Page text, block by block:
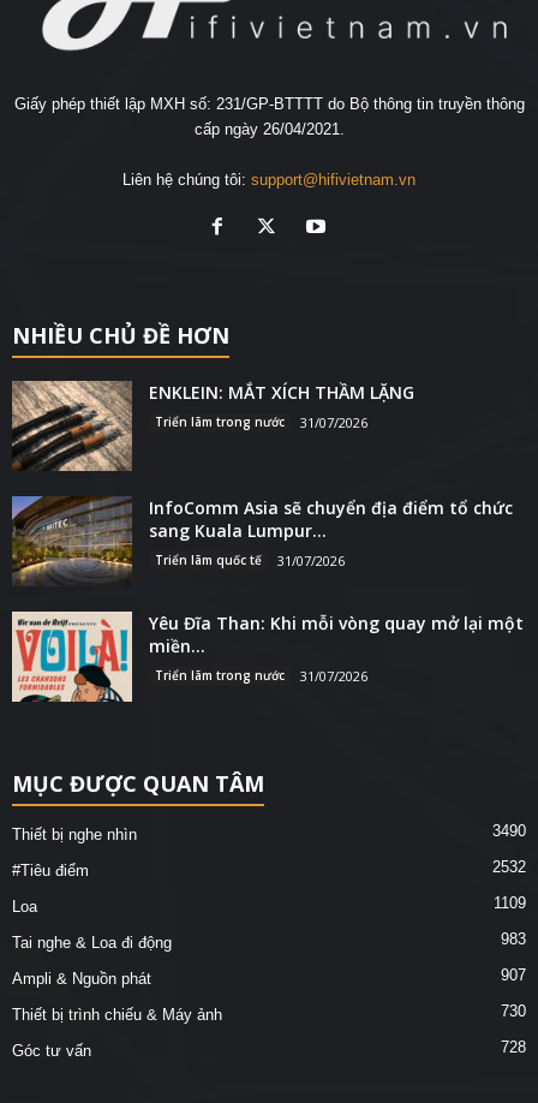
Giấy phép thiết lập MXH số: 231/GP-BTTTT do Bộ thông tin truyền thông
cấp ngày 26/04/2021.
Liên hệ chúng tôi: support@hifivietnam.vn
NHIỀU CHỦ ĐỀ HƠN
ENKLEIN: MẮT XÍCH THẦM LẶNG
Triển lãm trong nước 31/07/2026
InfoComm Asia sẽ chuyển địa điểm tổ chức
sang Kuala Lumpur...
Triển lãm quốc tế 31/07/2026
Yêu Đĩa Than: Khi mỗi vòng quay mở lại một
miền...
Triển lãm trong nước 31/07/2026
MỤC ĐƯỢC QUAN TÂM
Thiết bị nghe nhìn 3490
#Tiêu điểm 2532
Loa 1109
Tai nghe & Loa đi động 983
Ampli & Nguồn phát 907
Thiết bị trình chiếu & Máy ảnh 730
Góc tư vấn 728